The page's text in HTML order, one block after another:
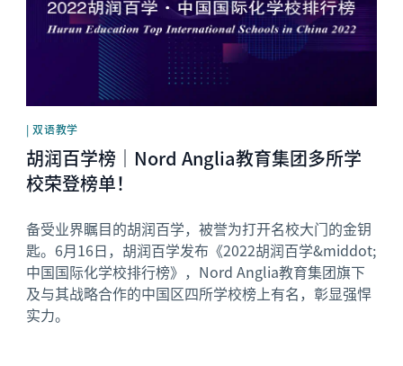
| 双语教学
胡润百学榜｜Nord Anglia教育集团多所学
校荣登榜单！
备受业界瞩目的胡润百学，被誉为打开名校大门的金钥
匙。6月16日，胡润百学发布《2022胡润百学&middot;
中国国际化学校排行榜》，Nord Anglia教育集团旗下
及与其战略合作的中国区四所学校榜上有名，彰显强悍
实力。